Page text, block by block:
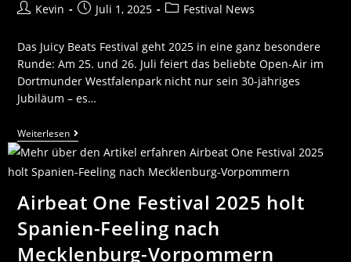
Kevin Juli 1, 2025 Festival News
Das Juicy Beats Festival geht 2025 in eine ganz besondere
Runde: Am 25. und 26. Juli feiert das beliebte Open-Air im
Dortmunder Westfalenpark nicht nur sein 30-jähriges
Jubiläum – es…
Weiterlesen
Airbeat One Festival 2025 holt
Spanien-Feeling nach
Mecklenburg-Vorpommern